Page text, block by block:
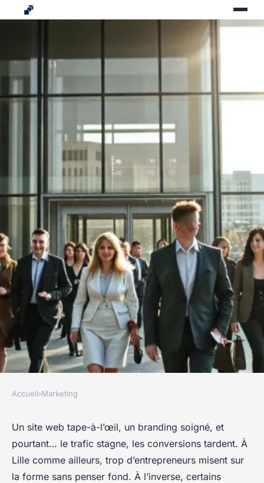
Les meilleures agences web à
Lille pour vos projets
numériques
Accueil›Marketing
Un site web tape-à-l’œil, un branding soigné, et
pourtant… le trafic stagne, les conversions tardent. À
Lille comme ailleurs, trop d’entrepreneurs misent sur
la forme sans penser fond. À l’inverse, certains